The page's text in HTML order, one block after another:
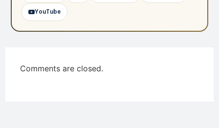
YouTube
Comments are closed.